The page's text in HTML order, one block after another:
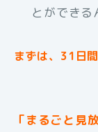
とができる
まずは、31日
「まるごと見